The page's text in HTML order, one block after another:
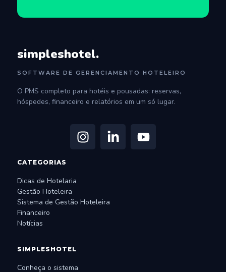
simpleshotel.
SOFTWARE DE GERENCIAMENTO HOTELEIRO
O PMS completo para hotéis e pousadas: reservas,
hóspedes, financeiro e relatórios em um só lugar.
CATEGORIAS
Dicas de Hotelaria
Gestão Hoteleira
Sistema de Gestão Hoteleira
Financeiro
Notícias
SIMPLESHOTEL
Conheça o sistema